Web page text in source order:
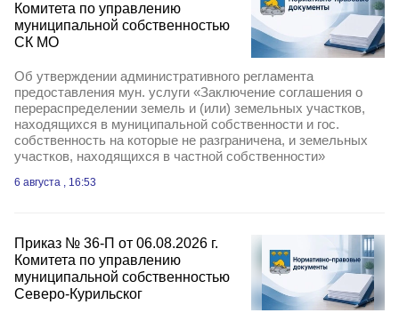
Комитета по управлению
муниципальной собственностью
СК МО
Об утверждении административного регламента
предоставления мун. услуги «Заключение соглашения о
перераспределении земель и (или) земельных участков,
находящихся в муниципальной собственности и гос.
собственность на которые не разграничена, и земельных
участков, находящихся в частной собственности»
6 августа , 16:53
Приказ № 36-П от 06.08.2026 г.
Комитета по управлению
муниципальной собственностью
Северо-Курильског